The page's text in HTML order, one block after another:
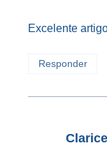
Excelente
Responder
Clarice